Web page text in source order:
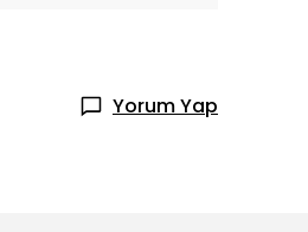
Yorum Yap